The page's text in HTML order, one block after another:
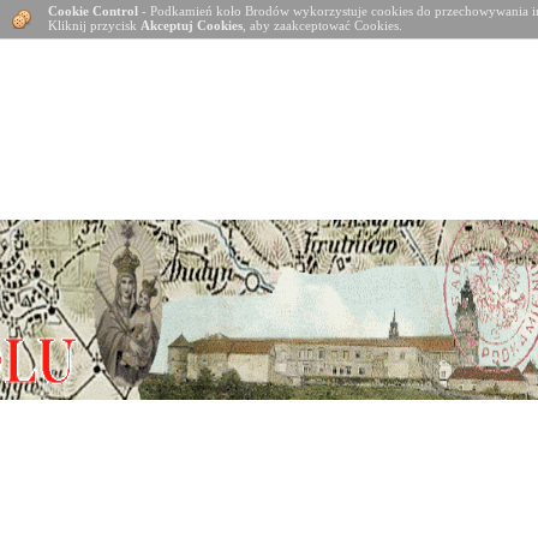
Cookie Control - Podkamień koło Brodów wykorzystuje cookies do
Kliknij przycisk Akceptuj Cookies , aby zaakceptować Cookies.